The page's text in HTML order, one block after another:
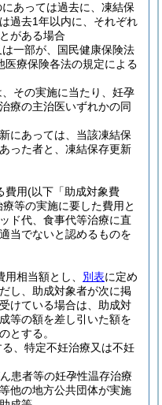
あっては過去に、凍結保
過去1年以内に、それぞれ
がある場合
一部が、国民健康保険法
医療保険各法の規定による
その実施に当たり、妊孕
療の主治医いずれかの同
にあっては、当該凍結保
った者と、凍結保存更新
費用(以下「助成対象費
等の実施に要した費用と
ド代、食事代等治療に直
当でないと認めるものを
相当額とし、 別表に定め
し、助成対象者が次に掲
けている場合は、助成対
等の額を差し引いた額を
とする。
、特定不妊治療又は不妊
患者等の妊孕性温存治療
他の地方公共団体が実施